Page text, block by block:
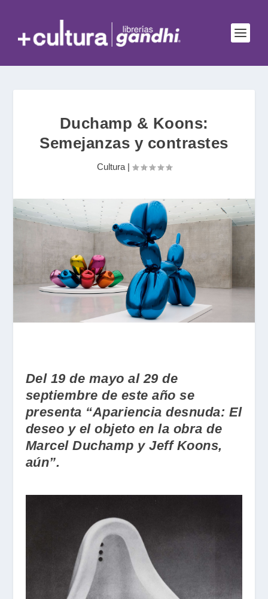
Duchamp & Koons:
Semejanzas y contrastes
Cultura|
Del 19 de mayo al 29 de
septiembre de este año se
presenta “Apariencia desnuda: El
deseo y el objeto en la obra de
Marcel Duchamp y Jeff Koons,
aún”.